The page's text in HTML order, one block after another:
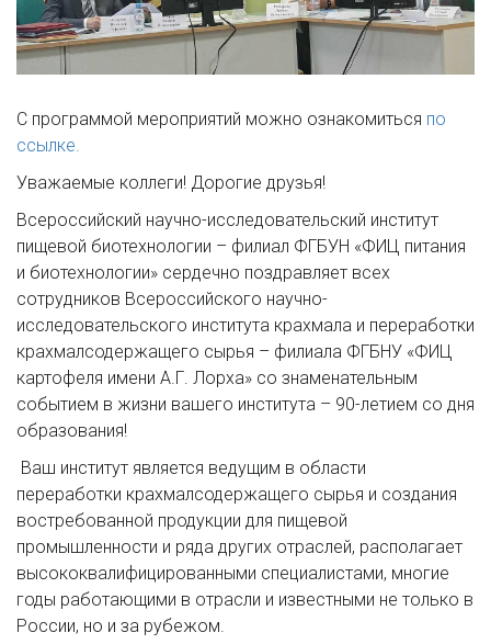
С программой мероприятий можно ознакомиться по
ссылке.
Уважаемые коллеги! Дорогие друзья!
Всероссийский научно-исследовательский институт
пищевой биотехнологии – филиал ФГБУН «ФИЦ питания
и биотехнологии» сердечно поздравляет всех
сотрудников Всероссийского научно-
исследовательского института крахмала и переработки
крахмалсодержащего сырья – филиала ФГБНУ «ФИЦ
картофеля имени А.Г. Лорха» со знаменательным
событием в жизни вашего института – 90-летием со дня
образования!
Ваш институт является ведущим в области
переработки крахмалсодержащего сырья и создания
востребованной продукции для пищевой
промышленности и ряда других отраслей, располагает
высококвалифицированными специалистами, многие
годы работающими в отрасли и известными не только в
России, но и за рубежом.